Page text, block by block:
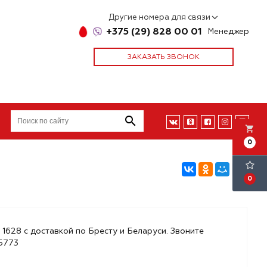
Другие номера для связи
+375 (29) 828 00 01 Менеджер
ЗАКАЗАТЬ ЗВОНОК
local_grocery_store
0
0
с доставкой по Бресту и Беларуси. Звоните